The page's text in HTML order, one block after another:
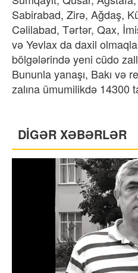
Sabirabad, Zirə, Ağdaş,
Cəlilabad, Tərtər, Qax,
və Yevlax da daxil
bölgələrində yeni cüdo
Bununla yanaşı, Bakı və
zalına ümumilikdə 14300
DİGƏR XƏBƏRLƏR